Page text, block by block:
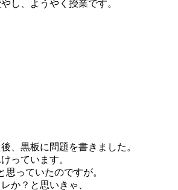
し、ようやく授業です。
、黒板に問題を書きました。
っています。
っていたのですが。
か？と思いきゃ、